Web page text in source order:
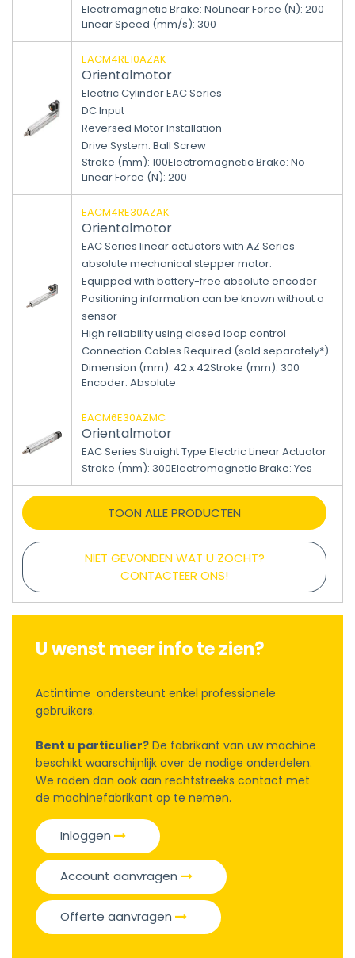
Electromagnetic Brake: NoLinear Force (N): 200
Linear Speed (mm/s): 300
EACM4RE10AZAK
Orientalmotor
Electric Cylinder EAC Series
DC Input
Reversed Motor Installation
Drive System: Ball Screw
Stroke (mm): 100Electromagnetic Brake: No
Linear Force (N): 200
EACM4RE30AZAK
Orientalmotor
EAC Series linear actuators with AZ Series
absolute mechanical stepper motor.
Equipped with battery-free absolute encoder
Positioning information can be known without a
sensor
High reliability using closed loop control
Connection Cables Required (sold separately*)
Dimension (mm): 42 x 42Stroke (mm): 300
Encoder: Absolute
EACM6E30AZMC
Orientalmotor
EAC Series Straight Type Electric Linear Actuator
Stroke (mm): 300Electromagnetic Brake: Yes
TOON ALLE PRODUCTEN
NIET GEVONDEN WAT U ZOCHT?
CONTACTEER ONS!
U wenst meer info te zien?
Actintime ondersteunt enkel professionele
gebruikers.
Bent u particulier? De fabrikant van uw machine
beschikt waarschijnlijk over de nodige onderdelen.
We raden dan ook aan rechtstreeks contact met
de machinefabrikant op te nemen.
Inloggen
Account aanvragen
Offerte aanvragen